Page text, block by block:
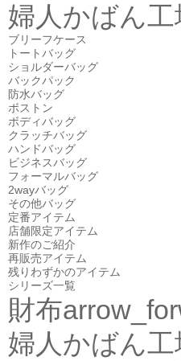
婦人かばん工
ブリーフケース
トートバッグ
ショルダーバッグ
バックパック
防水バッグ
ボストン
ボディバッグ
クラッチバッグ
ハンドバッグ
ビジネスバッグ
フォーマルバッグ
2wayバッグ
その他バッグ
定番アイテム
店舗限定アイテム
新作のご紹介
再販売アイテム
残りわずかのアイテム
シリーズ一覧
財布
婦人かばん工